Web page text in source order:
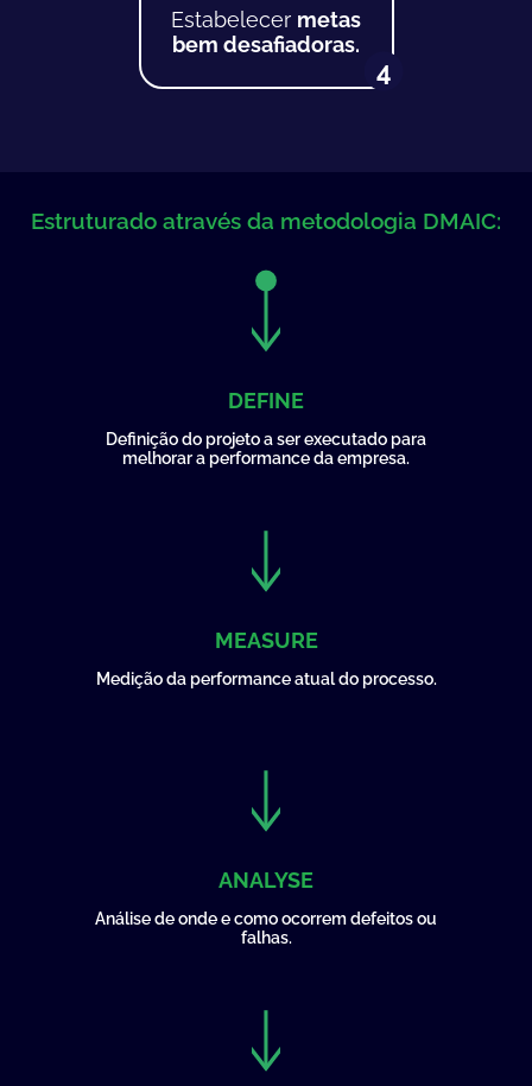
Estabelecer metas
bem desafiadoras.
4
Estruturado através da metodologia DMAIC:
DEFINE
Definição do projeto a ser executado para
melhorar a performance da empresa.
MEASURE
Medição da performance atual do processo.
ANALYSE
Análise de onde e como ocorrem defeitos ou
falhas.